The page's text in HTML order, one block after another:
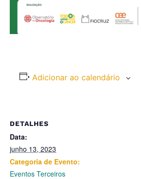
Adicionar ao calendário
DETALHES
Data:
junho 13, 2023
Categoria de Evento:
Eventos Terceiros